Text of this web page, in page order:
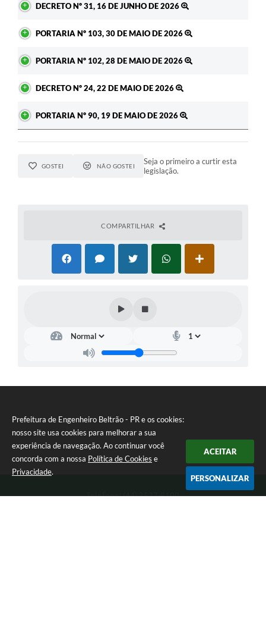
Prefeitura de Engenheiro Beltrão - PR e os cookies:
nosso site usa cookies para melhorar a sua
experiência de navegação. Ao continuar você
concorda com a nossa Política de Cookies e
Privacidade.
ACEITAR
PERSONALIZAR
Enquete
SIC
Contato
DECRETO Nº 31, 16 DE JUNHO DE 2026
PORTARIA Nº 103, 30 DE MAIO DE 2026
PORTARIA Nº 102, 28 DE MAIO DE 2026
DECRETO Nº 24, 22 DE MAIO DE 2026
PORTARIA Nº 90, 19 DE MAIO DE 2026
GOSTEI NÃO GOSTEI
Seja o primeiro a curtir esta
legislação.
COMPARTILHAR
Telefone: (44) 3537-8100